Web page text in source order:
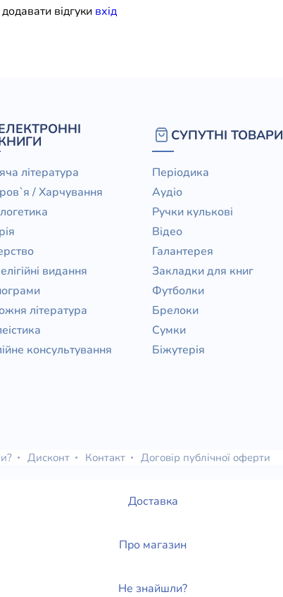
Художня література
відгуки вхiд
література
/ Харчування
видання
література
консультування
СУПУТНІ ТОВАРИ
Періодика
Аудіо
Ручки кулькові
Відео
Галантерея
Закладки для книг
Футболки
Брелоки
Сумки
Біжутерія
Дисконт Контакт Договір публічної оферти
Доставка
Про магазин
Не знайшли?